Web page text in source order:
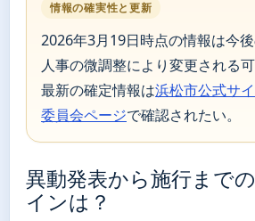
情報の確実性と更新
2026年3月19日時点の情報は今
人事の微調整により変更される可
最新の確定情報は浜松市公式サ
委員会ページで確認されたい。
異動発表から施行まで
インは？